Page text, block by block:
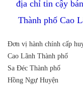
địa chỉ tin cậy
Thành phố Cao
Ðơn vị hành chính cấp
Cao Lãnh Thành phố
Sa Đéc Thành phố
Hồng Ngự Huyện